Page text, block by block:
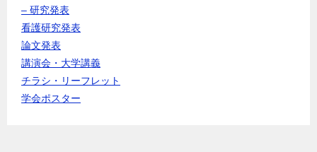
– 研究発表
看護研究発表
論文発表
講演会・大学講義
チラシ・リーフレット
学会ポスター